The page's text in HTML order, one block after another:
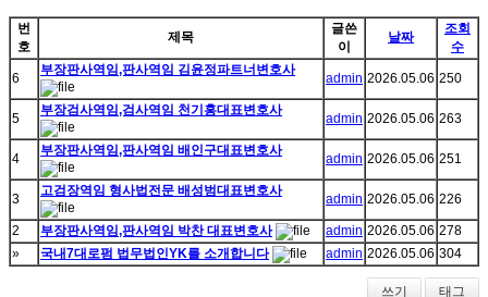
번
호
제목
글쓴
이
날짜
조회
수
6
부장판사역임,판사역임 김윤정파트너변호사
admin 2026.05.06 250
5
부장검사역임,검사역임 천기홍대표변호사
admin 2026.05.06 263
4
부장판사역임,판사역임 배인구대표변호사
admin 2026.05.06 251
3
고검장역임 형사법전문 배성범대표변호사
admin 2026.05.06 226
2 부장판사역임,판사역임 박찬 대표변호사 admin 2026.05.06 278
»
국내7대로펌 법무법인YK를 소개합니다 admin 2026.05.06 304
쓰기 태그